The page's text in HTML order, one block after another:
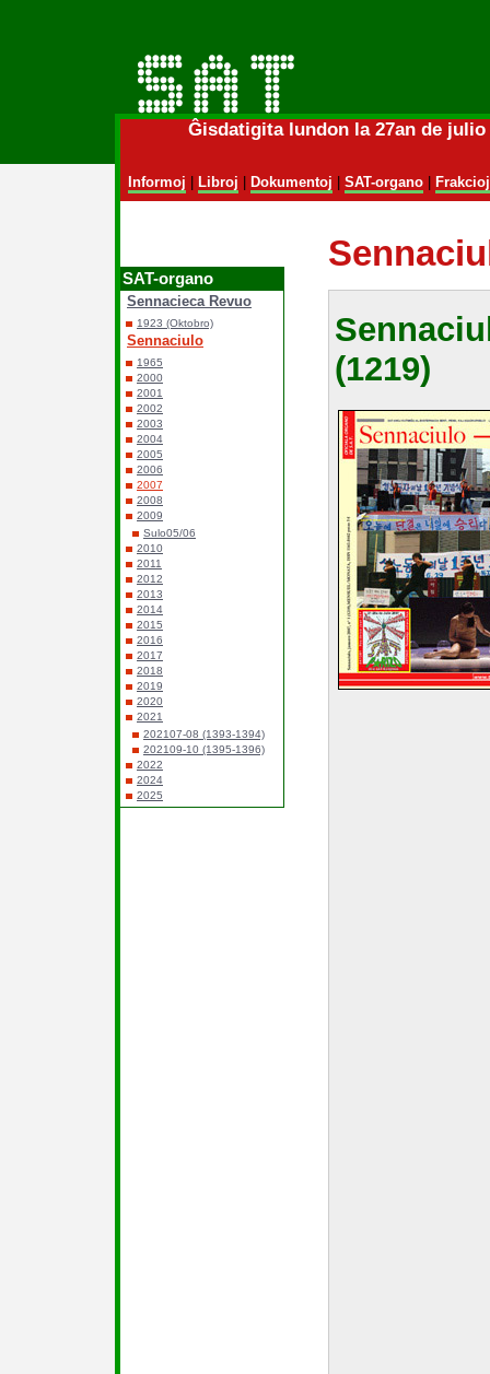
Ĝisdatigita lundon la 27an de
Informoj Libroj Dokumentoj SAT-organo| Frakcioj
SAT-organo
Sennacieca Revuo
1923 (Oktobro)
Sennaciulo
1965
2000
2001
2002
2003
2004
2005
2006
2007
2008
2009
Sulo05/06
2010
2011
2012
2013
2014
2015
2016
2017
2018
2019
2020
2021
202107-08 (1393-1394)
202109-10 (1395-1396)
2022
2024
2025
(1219)